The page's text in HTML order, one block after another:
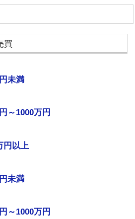
買
未満
～1000万円
円以上
未満
～1000万円